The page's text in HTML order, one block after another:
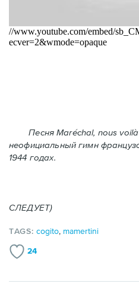
Песня Maréchal, nous
неофициальный гимн
1944 годах.
СЛЕДУЕТ)
TAGS:cogito, mamertini
24